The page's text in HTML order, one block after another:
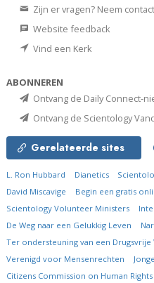
Zijn er vragen? Neem
Website feedback
Vind een Kerk
ABONNEREN
Ontvang de Daily Connect-
Ontvang de Scientology
Gerelateerde sites
L. Ron Hubbard Dianetics
David Miscavige
Begin een gratis
Scientology Volunteer Ministers
De Weg naar een Gelukkig Leven
Ter ondersteuning van een Drugsvrije
Verenigd voor Mensenrechten
Citizens Commission on Human Rights